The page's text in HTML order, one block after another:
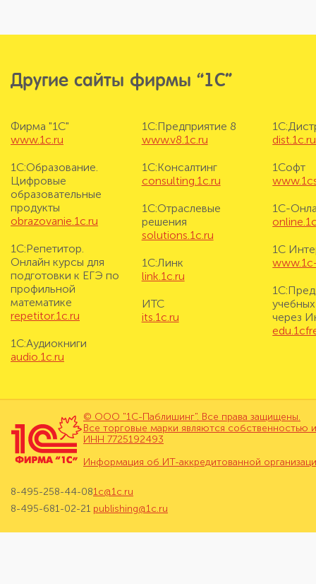
Другие сайты фирмы “1С”
Фирма "1С"
www.1c.ru
1С:Образование.
Цифровые
образовательные
продукты
obrazovanie.1c.ru
1С:Репетитор.
Онлайн курсы для
подготовки к ЕГЭ по
профильной
математике
repetitor.1c.ru
1С:Аудиокниги
audio.1c.ru
1С:Предприятие 8
www.v8.1c.ru
1С:Консалтинг
consulting.1c.ru
1С:Отраслевые
решения
solutions.1c.ru
1С:Линк
link.1c.ru
ИТС
its.1c.ru
dist.1c.ru
1Софт
1С-
1С
через
© ООО "1С-Паблишинг". Все права защищены.
Все торговые марки являются собственностью
ИНН 7725192493
Информация об ИТ-аккредитованной
8-495-258-44-08
8-495-681-02-21
1c@1c.ru
publishing@1c.ru